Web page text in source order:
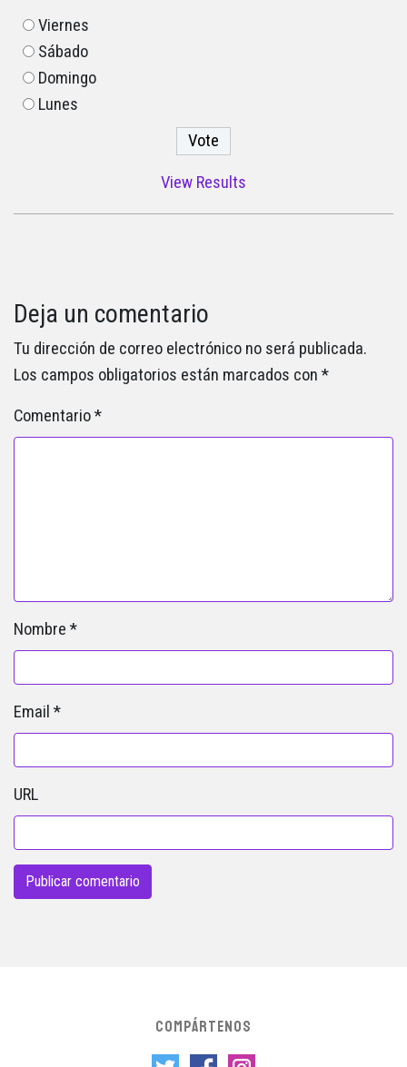
Viernes
Sábado
Domingo
Lunes
View Results
Deja un comentario
Tu dirección de correo electrónico no será publicada.
Los campos obligatorios están marcados con *
Comentario*
Nombre *
Email *
URL
COMPÁRTENOS